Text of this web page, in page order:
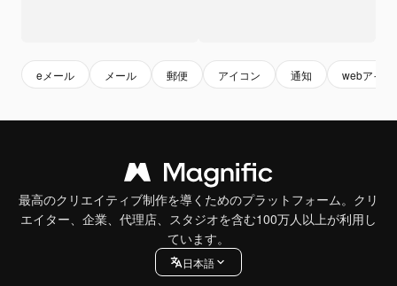
eメール メール 郵便 アイコン 通知 webアイコ
最高のクリエイティブ制作を導くためのプラットフォーム。クリ
エイター、企業、代理店、スタジオを含む100万人以上が利用し
ています。
日本語